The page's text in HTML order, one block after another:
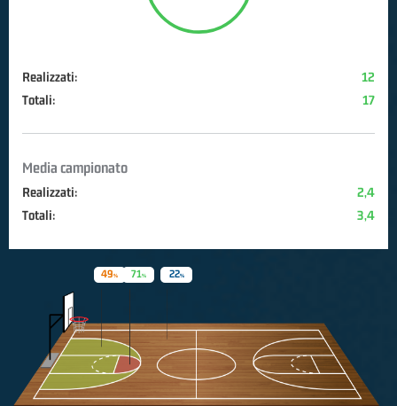
Realizzati:
12
Totali:
17
Media campionato
Realizzati:
2,4
Totali:
3,4
71
49 22